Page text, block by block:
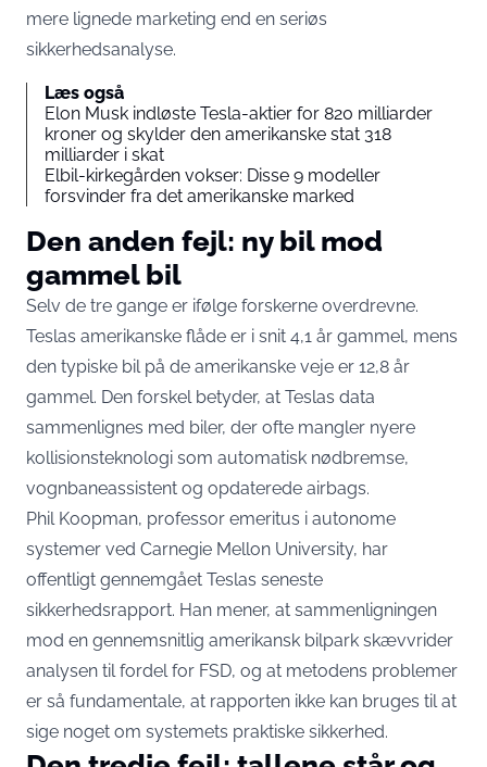
mere lignede marketing end en seriøs
sikkerhedsanalyse.
Læs også
Elon Musk indløste Tesla-aktier for 820 milliarder
kroner og skylder den amerikanske stat 318
milliarder i skat
Elbil-kirkegården vokser: Disse 9 modeller
forsvinder fra det amerikanske marked
Den anden fejl: ny bil mod
gammel bil
Selv de tre gange er ifølge forskerne overdrevne.
Teslas amerikanske flåde er i snit 4,1 år gammel, mens
den typiske bil på de amerikanske veje er 12,8 år
gammel. Den forskel betyder, at Teslas data
sammenlignes med biler, der ofte mangler nyere
kollisionsteknologi som automatisk nødbremse,
vognbaneassistent og opdaterede airbags.
Phil Koopman, professor emeritus i autonome
systemer ved Carnegie Mellon University, har
offentligt gennemgået Teslas seneste
sikkerhedsrapport. Han mener, at sammenligningen
mod en gennemsnitlig amerikansk bilpark skævvrider
analysen til fordel for FSD, og at metodens problemer
er så fundamentale, at rapporten ikke kan bruges til at
sige noget om systemets praktiske sikkerhed.